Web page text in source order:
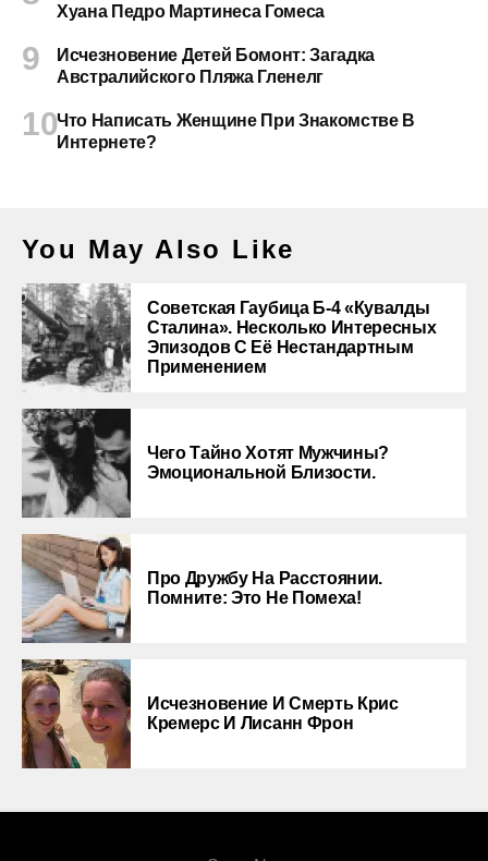
Хуана Педро Мартинеса Гомеса
Исчезновение Детей Бомонт: Загадка
Австралийского Пляжа Гленелг
Что Написать Женщине При Знакомстве В
Интернете?
You May Also Like
Советская Гаубица Б-4 «Кувалды
Сталина». Несколько Интересных
Эпизодов С Её Нестандартным
Применением
Чего Тайно Хотят Мужчины?
Эмоциональной Близости.
Про Дружбу На Расстоянии.
Помните: Это Не Помеха!
Исчезновение И Смерть Крис
Кремерс И Лисанн Фрон